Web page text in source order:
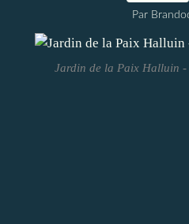
Par
Jardin de la Paix Halluin -